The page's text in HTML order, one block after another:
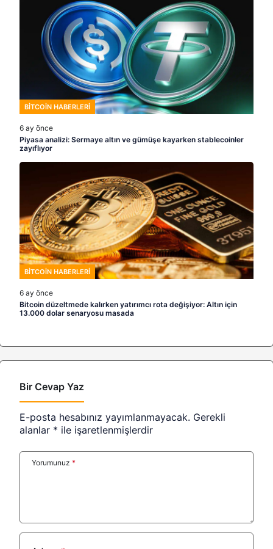
BITCOIN HABERLERI
6 ay önce
Piyasa analizi: Sermaye altın ve gümüşe kayarken stablecoinler
zayıflıyor
BITCOIN HABERLERI
6 ay önce
Bitcoin düzeltmede kalırken yatırımcı rota değişiyor: Altın için
13.000 dolar senaryosu masada
Bir Cevap Yaz
E-posta hesabınız yayımlanmayacak. Gerekli
alanlar * ile işaretlenmişlerdir
Yorumunuz *